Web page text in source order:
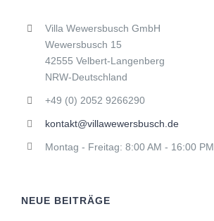
Villa Wewersbusch GmbH
Wewersbusch 15
42555 Velbert-Langenberg
NRW-Deutschland
+49 (0) 2052 9266290
kontakt@villawewersbusch.de
Montag - Freitag: 8:00 AM - 16:00 PM
NEUE BEITRÄGE